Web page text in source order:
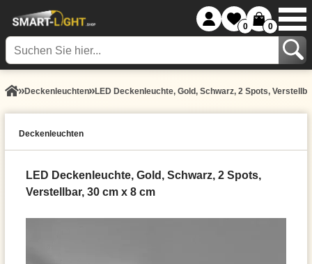
0 0
Decken­leuchten LED Deckenleuchte, Gold, Schwarz, 2 Spots,
Decken­leuchten
LED Deckenleuchte, Gold, Schwarz, 2 Spots,
Verstellbar, 30 cm x 8 cm